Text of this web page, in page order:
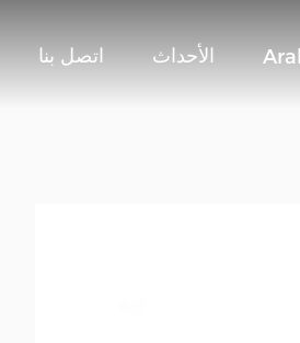
اتصل بنا الأحداث